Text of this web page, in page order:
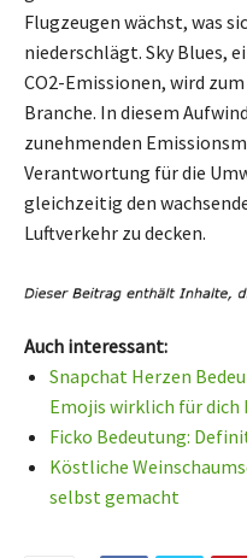
Flugzeugen wächst, was
niederschlägt. Sky Blues,
CO2-Emissionen, wird
Branche. In diesem
zunehmenden
Verantwortung für die
gleichzeitig den
Luftverkehr zu decken.
Auch interessant:
Snapchat Herzen
Emojis wirklich für dich
Ficko Bedeutung:
Köstliche
selbst gemacht